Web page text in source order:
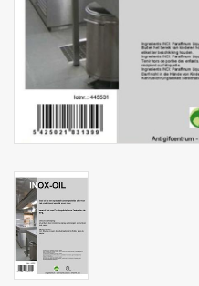
Produits d'hygiène
Cadeaux d'entreprise
Matériel d'emballage
Fournitures de bureau